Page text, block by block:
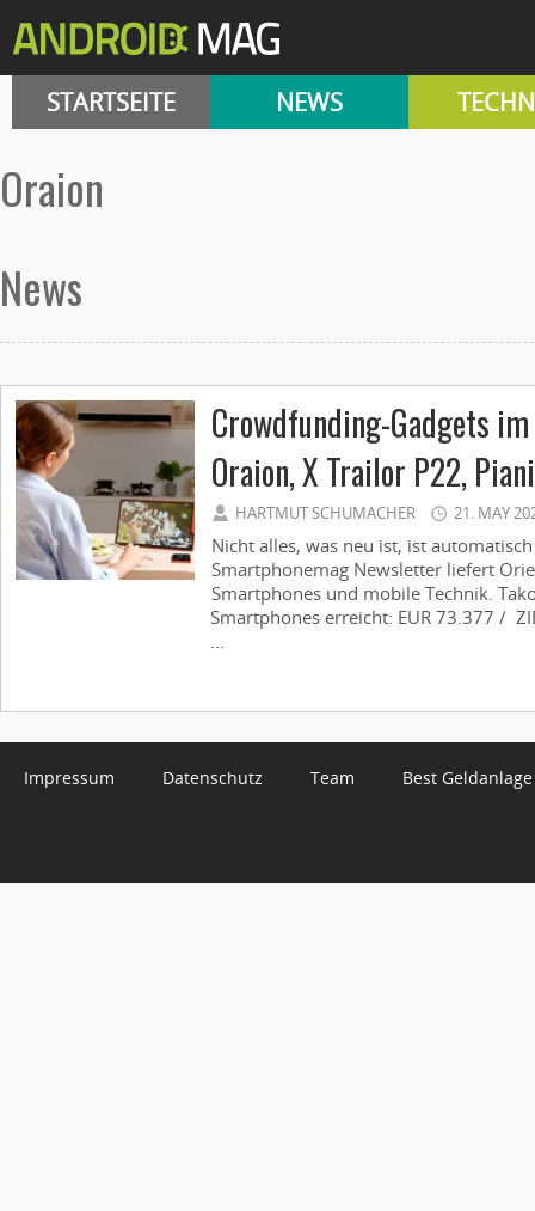
STARTSEITE NEWS
Oraion
News
Crowdfunding-Gadgets
Oraion, X Trailor P22,
HARTMUT SCHUMACHER 21. MAY
Nicht alles, was neu ist, ist
Smartphonemag Newsletter liefert
Smartphones und mobile Technik.
Smartphones erreicht: EUR 73.377 /
...
Impressum Datenschutz Team Best Geldanlage